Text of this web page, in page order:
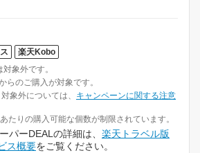
楽天Kobo
象外です。
のご購入が対象です。
象外については、 キャンペーンに関する注意
たりの購入可能な個数が制限されています。
パーDEALの詳細は、 楽天トラベル版
ス概要をご覧ください。